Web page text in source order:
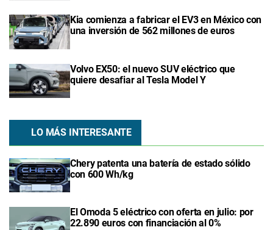
Kia comienza a fabricar el EV3 en México con
una inversión de 562 millones de euros
Volvo EX50: el nuevo SUV eléctrico que
quiere desafiar al Tesla Model Y
LO MÁS INTERESANTE
Chery patenta una batería de estado sólido
con 600 Wh/kg
El Omoda 5 eléctrico con oferta en julio: por
22.890 euros con financiación al 0%